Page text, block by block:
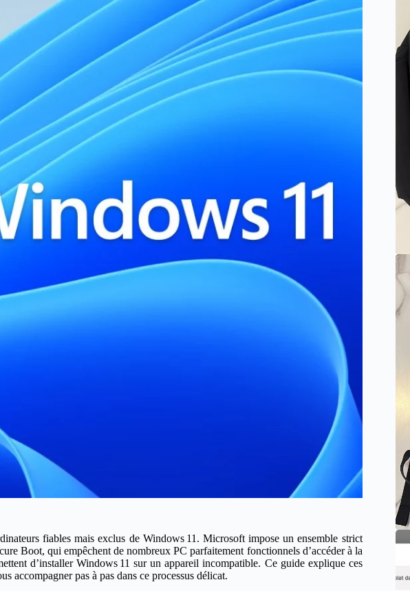
fiables mais exclus de Windows 11. Microsoft impose un ensemble strict
Boot, qui empêchent de nombreux PC parfaitement fonctionnels d’accéder à la
d’installer Windows 11 sur un appareil incompatible. Ce guide explique ces
accompagner pas à pas dans ce processus délicat.